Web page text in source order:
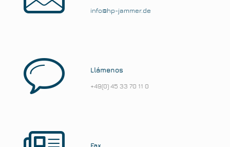
info@hp-jammer.de
Llámenos
+49(0) 45 33 70 11 0
Fax